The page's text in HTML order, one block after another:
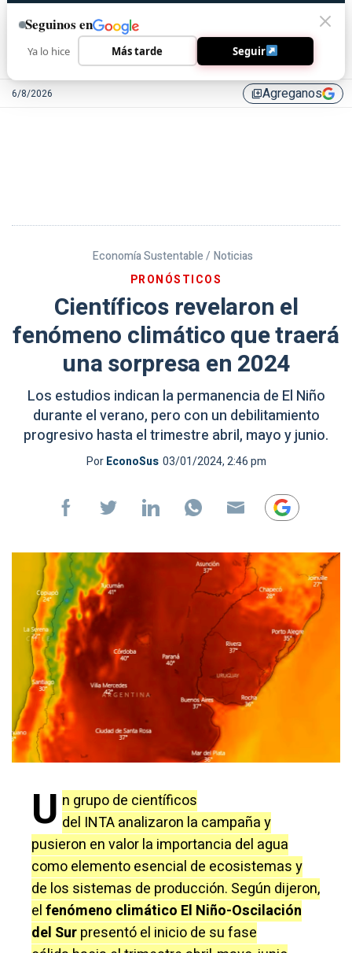
6/8/2026 library_addAgreganos
Economía Sustentable / Noticias
PRONÓSTICOS
Científicos revelaron el
fenómeno climático que traerá
una sorpresa en 2024
Los estudios indican la permanencia de El Niño
durante el verano, pero con un debilitamiento
progresivo hasta el trimestre abril, mayo y junio.
PorEconoSus 03/01/2024, 2:46 pm
U n grupo de científicos
del INTA analizaron la campaña y
pusieron en valor la importancia del agua
como elemento esencial de ecosistemas y
de los sistemas de producción. Según dijeron,
elfenómeno climático El Niño-Oscilación
del Surpresentó el inicio de su fase
Seguinos en
Ya lo hice Más tarde Seguir